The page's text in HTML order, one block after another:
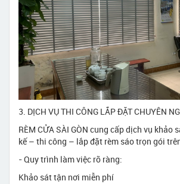
3. DỊCH VỤ THI CÔNG LẮP ĐẶT CHUYÊN
RÈM CỬA SÀI GÒN cung cấp dịch vụ
kế – thi công – lắp đặt rèm sáo trọn gói
- Quy trình làm việc rõ ràng:
Khảo sát tận nơi miễn phí